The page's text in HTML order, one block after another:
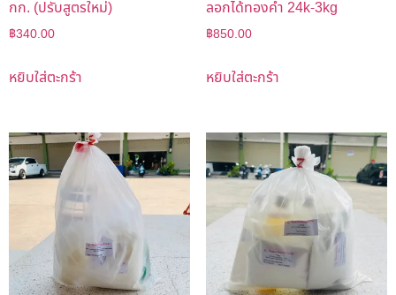
กก. (ปรับสูตรใหม่)
฿340.00
หยิบใส่ตะกร้า
ลอกได้ทองคำ 24k-3kg
฿850.00
หยิบใส่ตะกร้า